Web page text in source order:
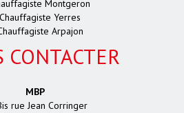
Montgeron
Chauffagiste Yerres
Arpajon
CONTACTER
MBP
rue Jean Corringer